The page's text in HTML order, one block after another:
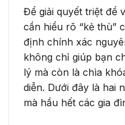
Để giải quyết triệt để
cần hiểu rõ “kẻ thù”
định chính xác
không chỉ giúp bạn
lý mà còn là chìa
diễn. Dưới đây là hai
mà hầu hết các gia